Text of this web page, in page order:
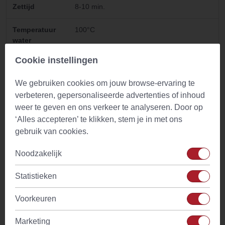
Zettijd 8-10 min.
Temperatuur
water
100°C
Drinkadvies
Geschikt voor gehele dag. Met weinig of
Ingredienten Gedroogde brandnetelbladeren
Kenmerken
Vooral een verworven smaak. Zachte
interessante grasachtige smaak
Tijdstip
Cafeine
Smaaktonen
Melk
Cookie instellingen
We gebruiken cookies om jouw browse-ervaring te
verbeteren, gepersonaliseerde advertenties of inhoud
weer te geven en ons verkeer te analyseren. Door op
‘Alles accepteren’ te klikken, stem je in met ons
gebruik van cookies.
Noodzakelijk
Statistieken
Voorkeuren
Marketing